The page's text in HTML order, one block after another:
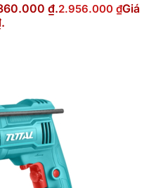
₫.2.956.000 ₫Giá